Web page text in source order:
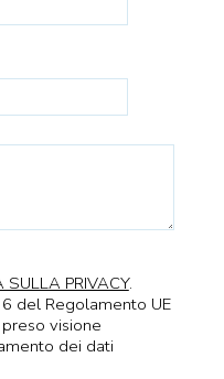
SULLA PRIVACY.
del Regolamento UE
visione
dei dati